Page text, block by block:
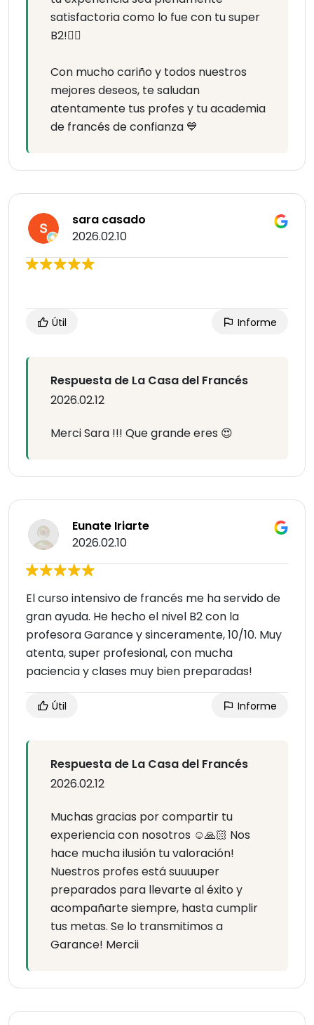
satisfactoria como lo fue con tu super
B2!👍🏻
Con mucho cariño y todos nuestros
mejores deseos, te saludan
atentamente tus profes y tu academia
de francés de confianza 💙
sara casado
2026.02.10
Útil Informe
Respuesta de La Casa del Francés
2026.02.12
Merci Sara !!! Que grande eres 😍
Eunate Iriarte
2026.02.10
El curso intensivo de francés me ha servido de
gran ayuda. He hecho el nivel B2 con la
profesora Garance y sinceramente, 10/10. Muy
atenta, super profesional, con mucha
paciencia y clases muy bien preparadas!
Útil Informe
Respuesta de La Casa del Francés
2026.02.12
Muchas gracias por compartir tu
experiencia con nosotros ☺️🙏🏻 Nos
hace mucha ilusión tu valoración!
Nuestros profes está suuuuper
preparados para llevarte al éxito y
acompañarte siempre, hasta cumplir
tus metas. Se lo transmitimos a
Garance! Mercii